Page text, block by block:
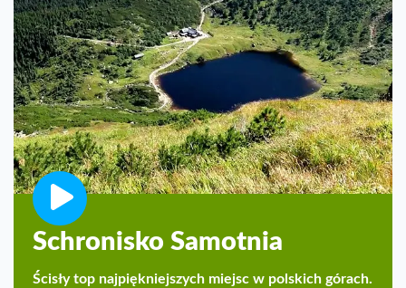
Schronisko Samotnia
Ścisły top najpiękniejszych miejsc w polskich górach.